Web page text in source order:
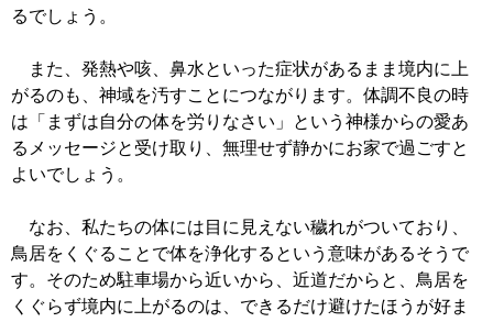
るでしょう。
また、発熱や咳、鼻水といった症状があるまま境内に上
がるのも、神域を汚すことにつながります。体調不良の時
は「まずは自分の体を労りなさい」という神様からの愛あ
るメッセージと受け取り、無理せず静かにお家で過ごすと
よいでしょう。
なお、私たちの体には目に見えない穢れがついており、
鳥居をくぐることで体を浄化するという意味があるそうで
す。そのため駐車場から近いから、近道だからと、鳥居を
くぐらず境内に上がるのは、できるだけ避けたほうが好ま